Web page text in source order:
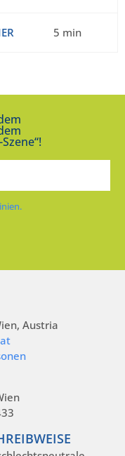
5 min
Austria